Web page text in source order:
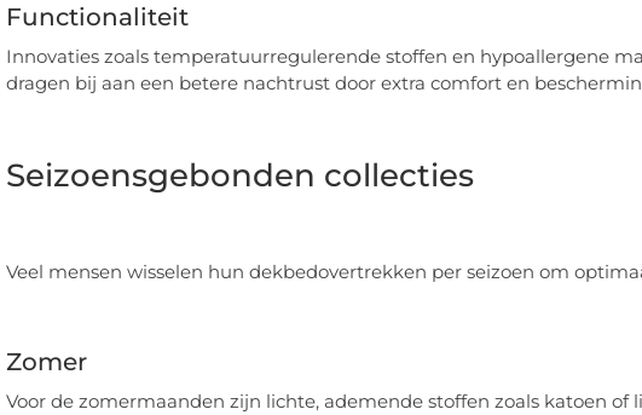
Functionaliteit
Innovaties zoals temperatuurregulerende stoffen en hypoallergene
dragen bij aan een betere nachtrust door extra comfort en
Seizoensgebonden collecties
Veel mensen wisselen hun dekbedovertrekken per seizoen om
Zomer
Voor de zomermaanden zijn lichte, ademende stoffen zoals katoen